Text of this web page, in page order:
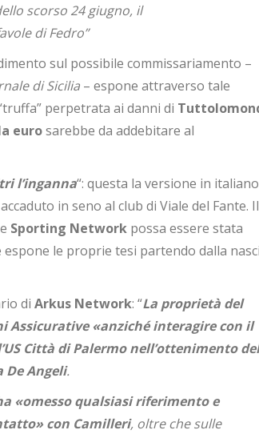
scorso 24 giugno, il
di Fedro”
sul possibile commissariamento –
di Sicilia – espone attraverso tale
perpetrata ai danni di
eurosarebbe da addebitare al
l’inganna“: questa la versione in
in seno al club di Viale del Fante. Il
Sporting Network possa essere stata
le proprie tesi partendo dalla
di Arkus Network: “La proprietà del
Assicurative «anziché interagire con il
Città di Palermo nell’ottenimento
De Angeli.
«omesso qualsiasi riferimento e
con Camilleri, oltre che sulle